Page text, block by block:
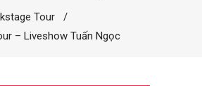
Tour
/
– Liveshow Tuấn Ngọc